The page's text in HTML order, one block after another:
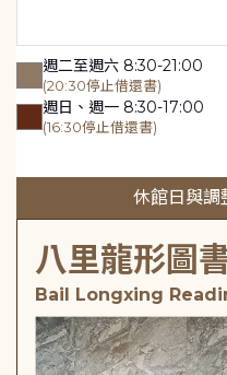
週二至週六 8:30-21:00
(20:30停止借還書)
週日、週一 8:30-17:00
(16:30停止借還書)
休館日與調
八里龍形圖
Bail Longxing